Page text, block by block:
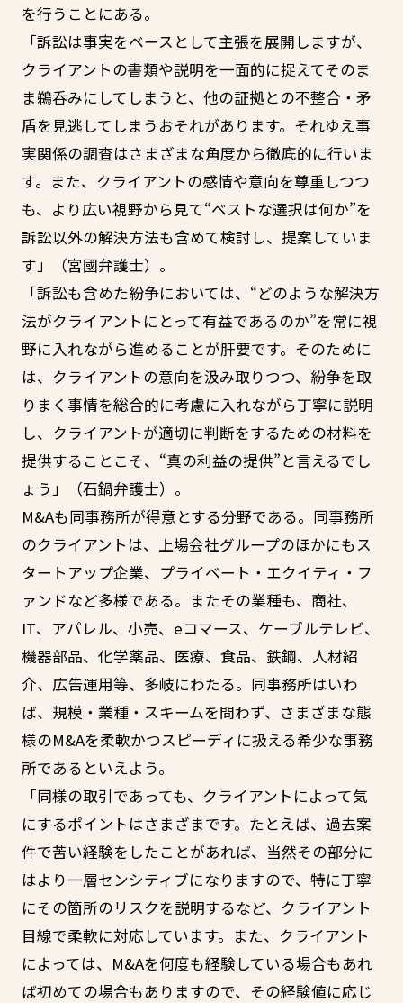
を行うことにある。
「訴訟は事実をベースとして主張を展開しますが、
クライアントの書類や説明を一面的に捉えてそのま
ま鵜呑みにしてしまうと、他の証拠との不整合・矛
盾を見逃してしまうおそれがあります。それゆえ事
実関係の調査はさまざまな角度から徹底的に行いま
す。また、クライアントの感情や意向を尊重しつつ
も、より広い視野から見て“ベストな選択は何か”を
訴訟以外の解決方法も含めて検討し、提案していま
す」（宮國弁護士）。
「訴訟も含めた紛争においては、“どのような解決方
法がクライアントにとって有益であるのか”を常に視
野に入れながら進めることが肝要です。そのために
は、クライアントの意向を汲み取りつつ、紛争を取
りまく事情を総合的に考慮に入れながら丁寧に説明
し、クライアントが適切に判断をするための材料を
提供することこそ、“真の利益の提供”と言えるでし
ょう」（石鍋弁護士）。
M&Aも同事務所が得意とする分野である。同事務所
のクライアントは、上場会社グループのほかにもス
タートアップ企業、プライベート・エクイティ・フ
ァンドなど多様である。またその業種も、商社、
IT、アパレル、小売、eコマース、ケーブルテレビ、
機器部品、化学薬品、医療、食品、鉄鋼、人材紹
介、広告運用等、多岐にわたる。同事務所はいわ
ば、規模・業種・スキームを問わず、さまざまな態
様のM&Aを柔軟かつスピーディに扱える希少な事務
所であるといえよう。
「同様の取引であっても、クライアントによって気
にするポイントはさまざまです。たとえば、過去案
件で苦い経験をしたことがあれば、当然その部分に
はより一層センシティブになりますので、特に丁寧
にその箇所のリスクを説明するなど、クライアント
目線で柔軟に対応しています。また、クライアント
によっては、M&Aを何度も経験している場合もあれ
ば初めての場合もありますので、その経験値に応じ